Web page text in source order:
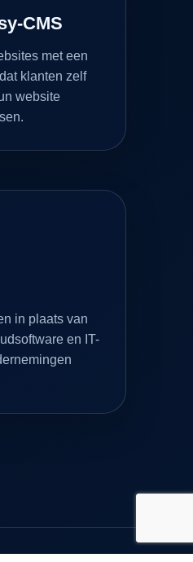
CMS
met een
klanten zelf
website
in plaats van
en IT-